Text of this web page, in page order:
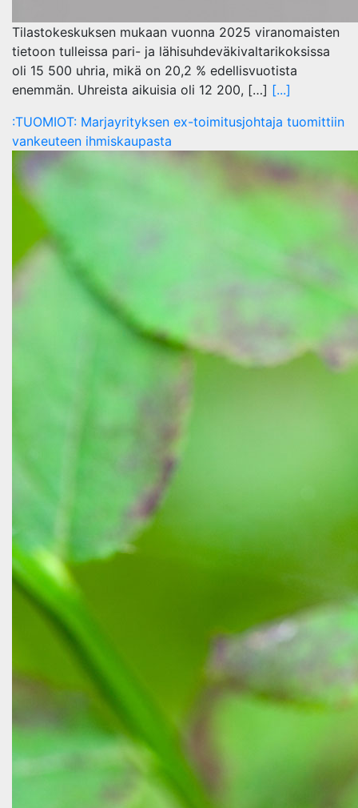
Tilastokeskuksen mukaan vuonna 2025 viranomaisten
tietoon tulleissa pari- ja lähisuhdeväkivaltarikoksissa
oli 15 500 uhria, mikä on 20,2 % edellisvuotista
enemmän. Uhreista aikuisia oli 12 200, […] [...]
:TUOMIOT: Marjayrityksen ex-toimitusjohtaja tuomittiin
vankeuteen ihmiskaupasta